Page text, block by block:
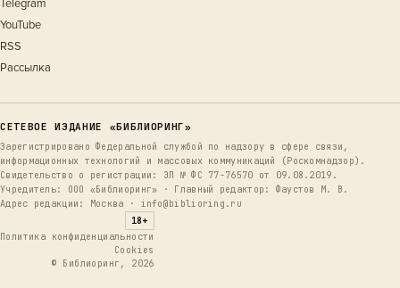
Telegram
YouTube
RSS
Рассылка
СЕТЕВОЕ ИЗДАНИЕ «БИБЛИОРИНГ»
Зарегистрировано Федеральной службой по надзору в сфере связи,
информационных технологий и массовых коммуникаций (Роскомнадзор).
Свидетельство о регистрации: ЭЛ № ФС 77-76570 от 09.08.2019.
Учредитель: ООО «Библиоринг» · Главный редактор: Фаустов М. В.
Адрес редакции: Москва · info@biblioring.ru
18+
Политика конфиденциальности
Cookies
© Библиоринг, 2026